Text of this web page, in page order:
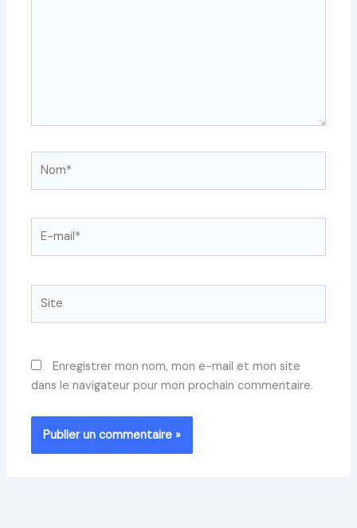
Enregistrer mon nom, mon e-mail et mon site
dans le navigateur pour mon prochain commentaire.